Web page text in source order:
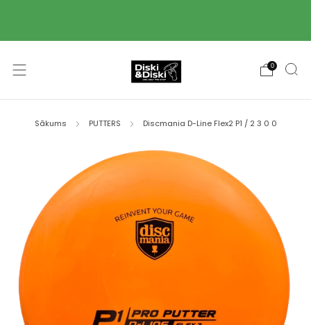
0
Sākums PUTTERS Discmania D-Line Flex2 P1 / 2 3 0 0